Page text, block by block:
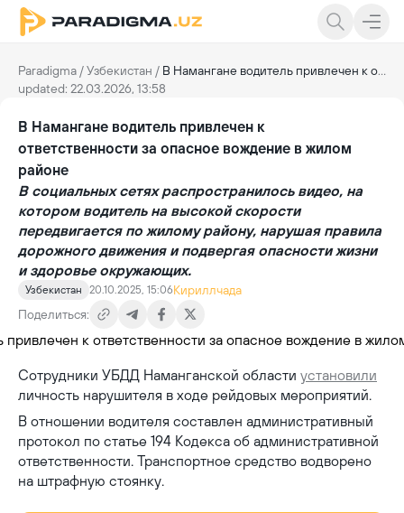
Paradigma /Узбекистан / В Намангане водитель привлечен к ответственности за опасное вождение в жилом районе
updated: 22.03.2026, 13:58
В Намангане водитель привлечен к
ответственности за опасное вождение в жилом
районе
В социальных сетях распространилось видео, на
котором водитель на высокой скорости
передвигается по жилому району, нарушая правила
дорожного движения и подвергая опасности жизни
и здоровье окружающих.
Узбекистан 20.10.2025, 15:06Кириллчада
Поделиться:
Сотрудники УБДД Наманганской области установили
личность нарушителя в ходе рейдовых мероприятий.
В отношении водителя составлен административный
протокол по статье 194 Кодекса об административной
ответственности. Транспортное средство водворено
на штрафную стоянку.